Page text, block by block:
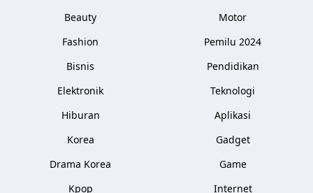
Beauty
Fashion
Bisnis
Elektronik
Hiburan
Korea
Drama Korea
Kpop
Motor
Pemilu 2024
Pendidikan
Teknologi
Aplikasi
Gadget
Game
Internet